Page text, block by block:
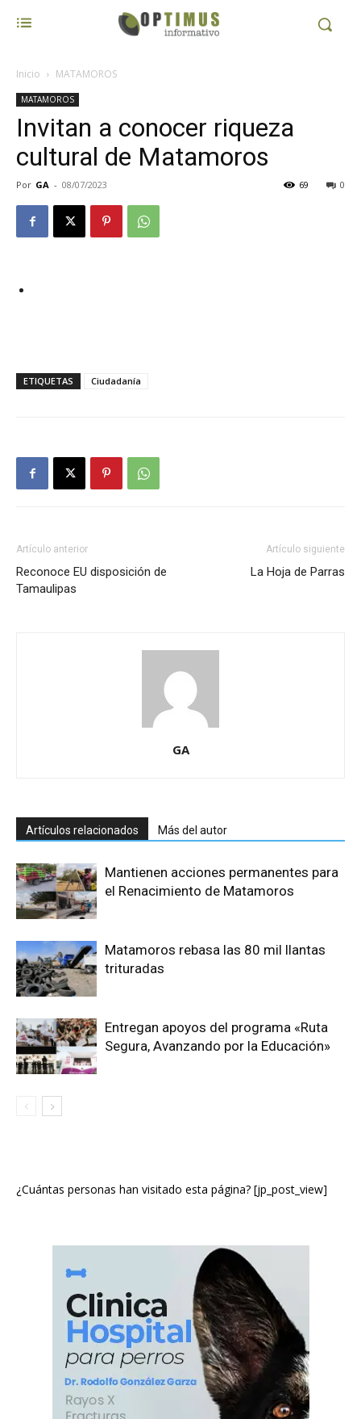
Inicio MATAMOROS
MATAMOROS
Invitan a conocer riqueza
cultural de Matamoros
Por GA - 08/07/2023 0
69
ETIQUETAS Ciudadanía
Artículo anterior
Reconoce EU disposición de
Tamaulipas
Artículo siguiente
La Hoja de Parras
GA
Artículos relacionados Más del autor
Mantienen acciones permanentes para
el Renacimiento de Matamoros
Matamoros rebasa las 80 mil llantas
trituradas
Entregan apoyos del programa «Ruta
Segura, Avanzando por la Educación»
¿Cuántas personas han visitado esta página? [jp_post_view]